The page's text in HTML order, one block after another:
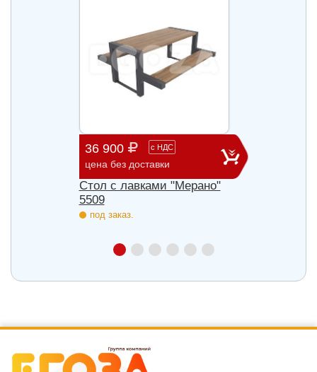
36 900 с НДС
цена без доставки
Стол с лавками "Мерано"
5509
под заказ.